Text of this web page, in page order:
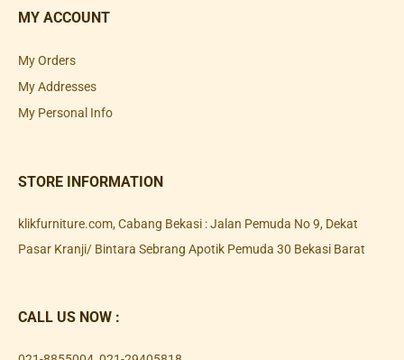
MY ACCOUNT
My Orders
My Addresses
My Personal Info
STORE INFORMATION
klikfurniture.com, Cabang Bekasi : Jalan Pemuda No 9, Dekat
Pasar Kranji/ Bintara Sebrang Apotik Pemuda 30 Bekasi Barat
CALL US NOW :